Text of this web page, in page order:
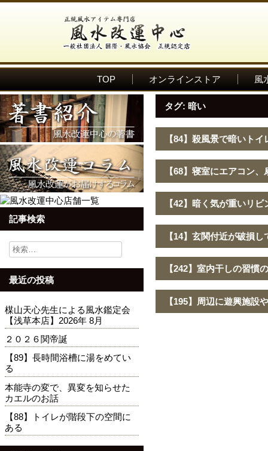
TOP オンラインストア 風
記事検索
検
索:
最近の投稿
楳山天心先生による風水鑑定会
【浅草本店】2026年 8月
２０２６関帝誕
【89】長時間浴槽に湯をめてい
る
本能寺の変で、異変を知らせた
カエルのお話
【88】トイレが階段下の空間に
ある
タグ: 暗い
【84】殺風景で暗いトイ
【68】寝室にエアコン
【42】暗く気が重いリビ
【14】玄関付近が破損し
【242】室内干しの習慣
【195】周辺に遊興施設